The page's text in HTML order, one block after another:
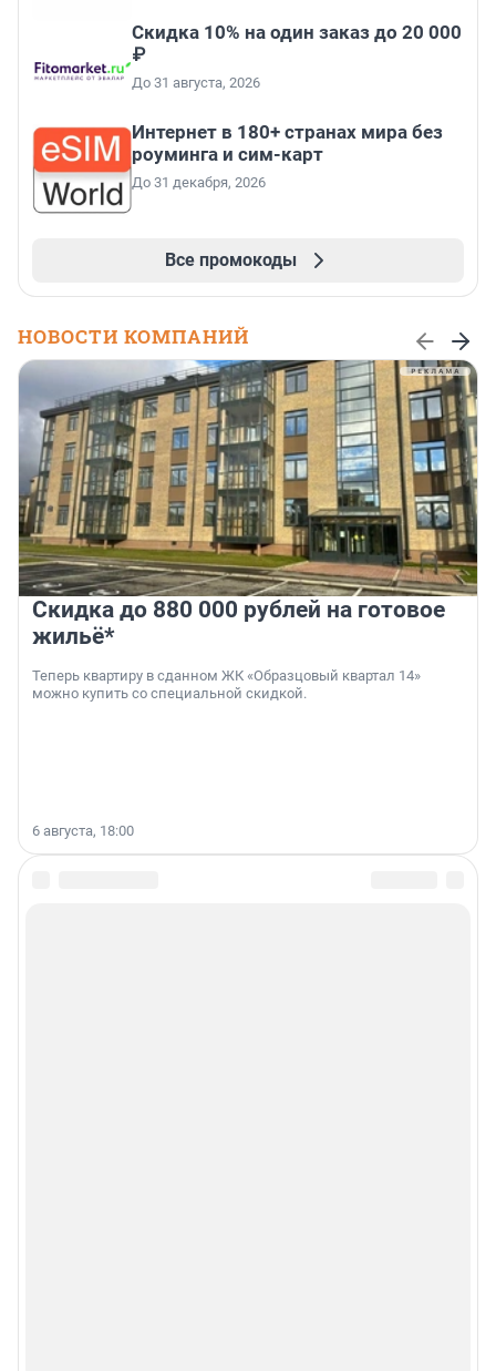
Скидка 10% на один заказ до 20 000
₽
До 31 августа, 2026
Интернет в 180+ странах мира без
роуминга и сим-карт
До 31 декабря, 2026
Все промокоды
НОВОСТИ КОМПАНИЙ
Скидка до 880 000 рублей на готовое
жильё*
Теперь квартиру в сданном ЖК «Образцовый квартал 14»
можно купить со специальной скидкой.
6 августа, 18:00